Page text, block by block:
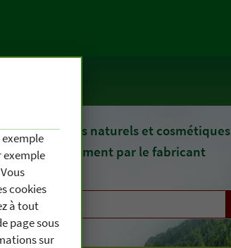
des remèdes naturels et cosmétiques
directement par le fabricant
cookies
à tout
page sous
sur